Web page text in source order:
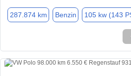
287.874 km Benzin 105 kw (143